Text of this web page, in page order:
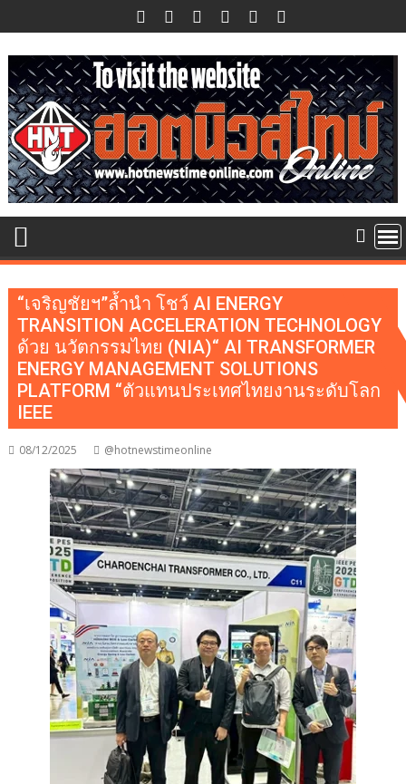
to
content
“เจริญชัยฯ”ล้ำนำ โชว์ AI ENERGY
TRANSITION ACCELERATION TECHNOLOGY
ด้วย นวัตกรรมไทย (NIA)“ AI TRANSFORMER
ENERGY MANAGEMENT SOLUTIONS
PLATFORM “ตัวแทนประเทศไทยงานระดับโลก
IEEE
08/12/2025 @hotnewstimeonline